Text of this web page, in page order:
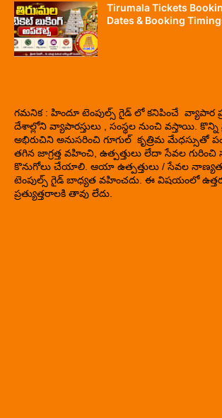
Tirumala Tickets
Dates & Booking
గమనిక : హిందూ టెంపుల్స్ గైడ్ లో కనిపించే వ్యాపార
దేశాల్లోని వ్యాపారస్తులు , సంస్థల నుంచి వస్తాయి. కొన్ని
అభిరుచిని అనుసరించి గూగుల్ కృత్రిమ మేధస్సుతో
తగిన జాగ్రత్త వహించి, ఉత్పత్తులు లేదా సేవల
కొనుగోలు చేయాలి. ఆయా ఉత్పత్తులు / సేవల
టెంపుల్స్ గైడ్ బాధ్యత వహించదు. ఈ విషయంలో
ప్రత్యుత్తరాలకి తావు లేదు.